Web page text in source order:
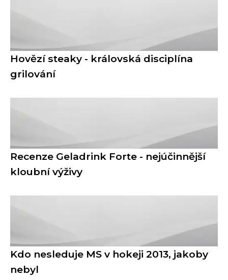
Hovězí steaky - královská disciplína
grilování
Recenze Geladrink Forte - nejúčinnější
kloubní výživy
Kdo nesleduje MS v hokeji 2013, jakoby
nebyl